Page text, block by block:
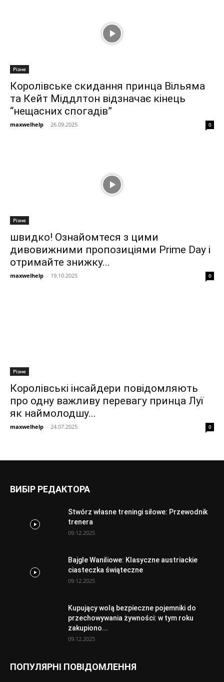
Різне
Королівське скидання принца Вільяма
та Кейт Міддлтон відзначає кінець
“нещасних спогадів”
maxwelhelp - 26.09.2025 0
Різне
швидко! Ознайомтеся з цими
дивовижними пропозиціями Prime Day і
отримайте знижку...
maxwelhelp - 19.10.2025 0
Різне
Королівські інсайдери повідомляють
про одну важливу перевагу принца Луї
як наймолодшу...
maxwelhelp - 24.07.2025 0
ВИБІР РЕДАКТОРА
Stwórz własne treningi siłowe: Przewodnik
trenera
09.12.2025
Bajgle Waniliowe: Klasyczne austriackie
ciasteczka świąteczne
09.12.2025
Kupujący wolą bezpieczne pojemniki do
przechowywania żywności: w tym roku
zakupiono...
09.12.2025
ПОПУЛЯРНІ ПОВІДОМЛЕННЯ